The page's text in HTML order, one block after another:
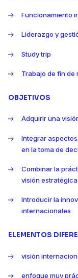
Funcionamiento
Liderazgo y
Study trip
Trabajo de fin de
OBJETIVOS
Adquirir una
Integrar
en la toma de
Combinar la
visión estratégica
Introducir la
internacionales
ELEMENTOS
visión
enfoque muy